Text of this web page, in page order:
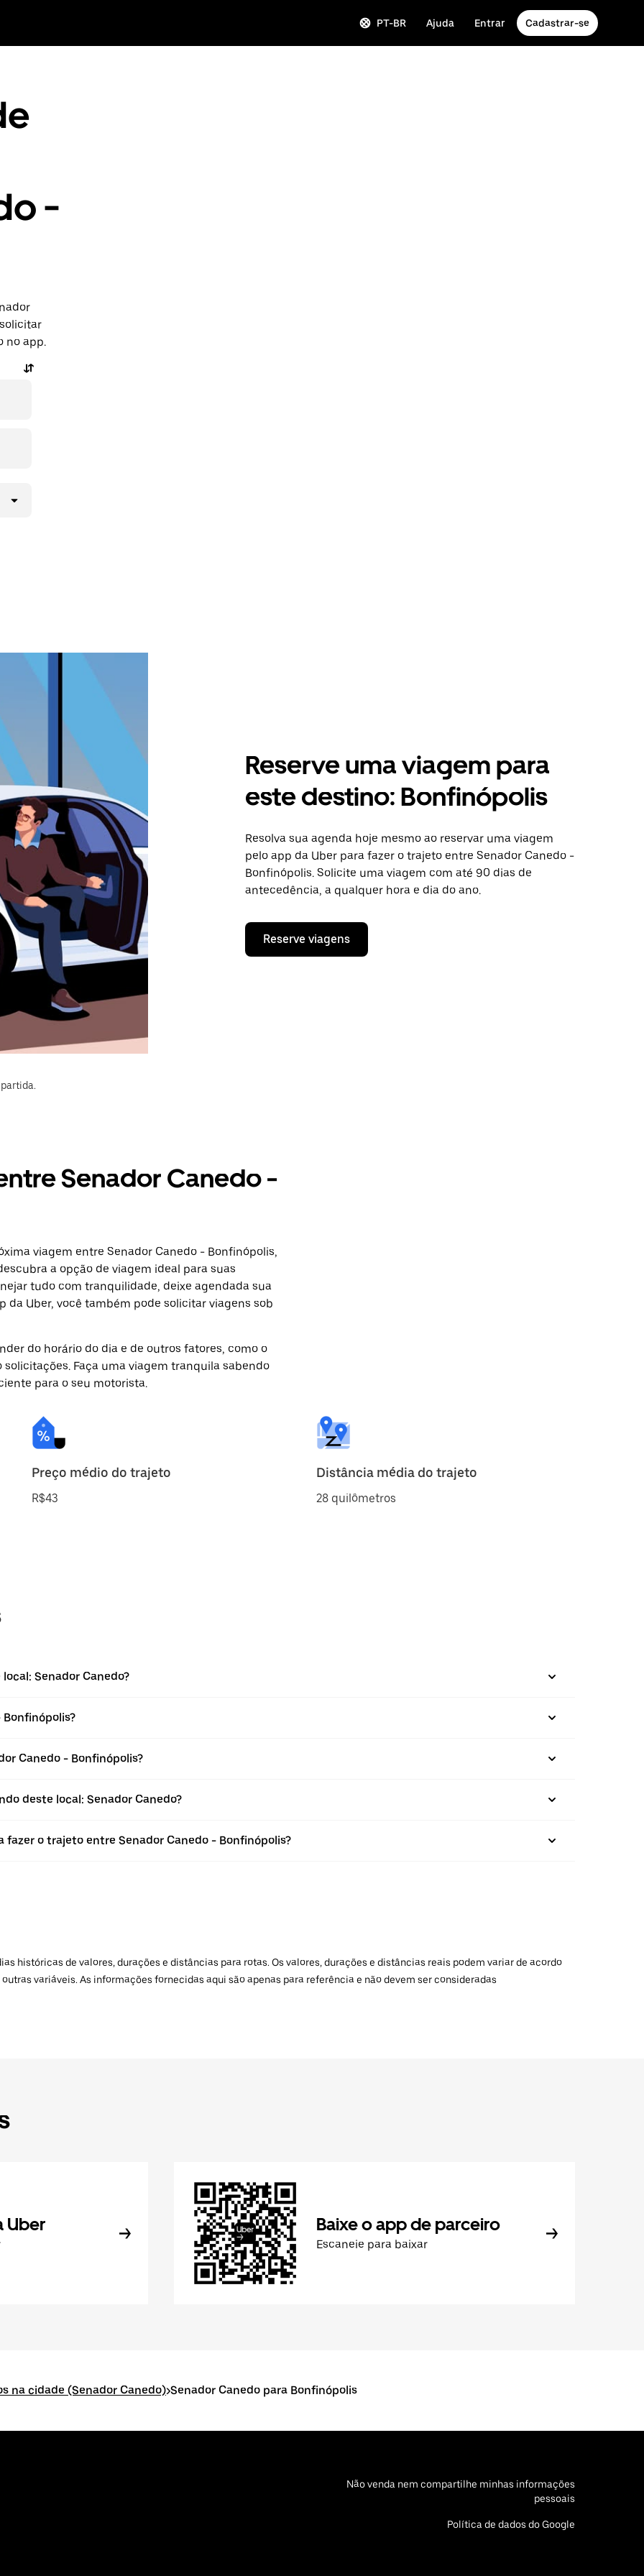
PT-BR Ajuda Entrar Cadastrar-se
-
no app.
Reserve uma viagem para
este destino: Bonfinópolis
Resolva sua agenda hoje mesmo ao reservar uma viagem
pelo app da Uber para fazer o trajeto entre Senador Canedo -
Bonfinópolis. Solicite uma viagem com até 90 dias de
antecedência, a qualquer hora e dia do ano.
Reserve viagens
Senador Canedo -
viagem entre Senador Canedo - Bonfinópolis,
a opção de viagem ideal para suas
tudo com tranquilidade, deixe agendada sua
da Uber, você também pode solicitar viagens sob
do horário do dia e de outros fatores, como o
Faça uma viagem tranquila sabendo
para o seu motorista.
Preço médio do trajeto
R$43
Distância média do trajeto
28 quilômetros
Senador Canedo?
Canedo - Bonfinópolis?
deste local: Senador Canedo?
fazer o trajeto entre Senador Canedo - Bonfinópolis?
históricas de valores, durações e distâncias para rotas. Os valores, durações e distâncias reais podem variar de acordo
variáveis. As informações fornecidas aqui são apenas para referência e não devem ser consideradas
Uber Baixe o app de parceiro
Escaneie para baixar
na cidade (Senador Canedo)>Senador Canedo para Bonfinópolis
Não venda nem compartilhe minhas informações
pessoais
Política de dados do Google